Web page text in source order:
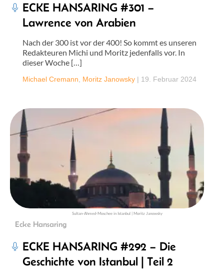
ECKE HANSARING #301 –
Lawrence von Arabien
Nach der 300 ist vor der 400! So kommt es unseren
Redakteuren Michi und Moritz jedenfalls vor. In
dieser Woche […]
Michael Cremann Moritz Janowsky | 19. Februar 2024
Sultan-Ahmed-Moschee in Istanbul | Moritz Janowsky
Ecke Hansaring
ECKE HANSARING #292 – Die
Geschichte von Istanbul | Teil 2